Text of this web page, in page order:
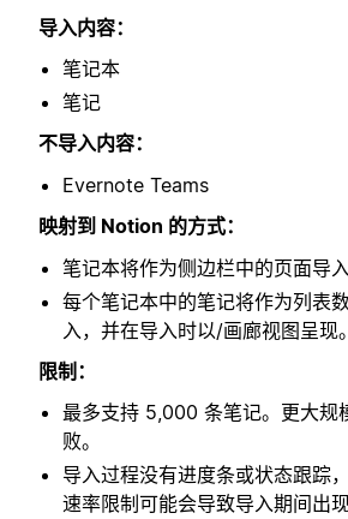
导入内容：
笔记本
笔记
不导入内容：
Evernote Teams
映射到 Notion 的方式：
笔记本将作为侧边栏中的页面导入
每个笔记本中的笔记将作为列表
入，并在导入时以/画廊视图呈现。
限制：
最多支持 5,000 条笔记。更大规
败。
导入过程没有进度条或状态跟踪
速率限制可能会导致导入期间出